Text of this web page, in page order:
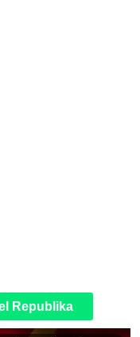
Republika